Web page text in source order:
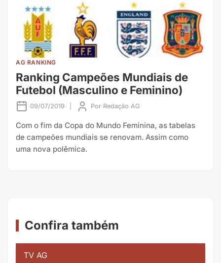
AG RANKING
Ranking Campeões Mundiais de
Futebol (Masculino e Feminino)
09/07/2019 Por Redação AG
Com o fim da Copa do Mundo Feminina, as tabelas
de campeões mundiais se renovam. Assim como
uma nova polêmica.
Confira também
TV AG